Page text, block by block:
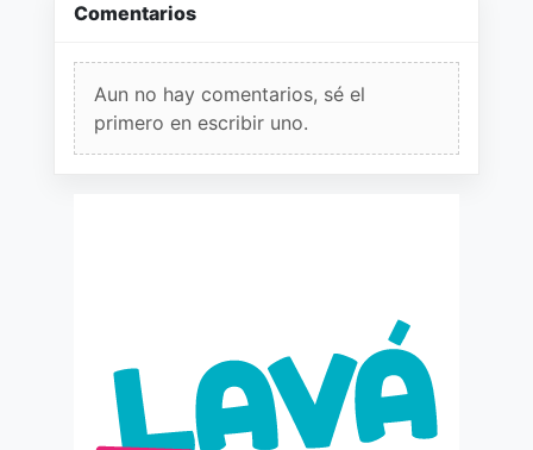
Comentarios
Aun no hay comentarios, sé el
primero en escribir uno.